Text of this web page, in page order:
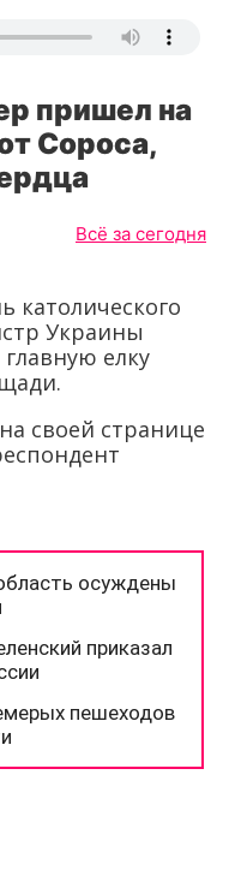
пришел на
Сороса,
Всё за сегодня
католического
Украины
елку
своей странице